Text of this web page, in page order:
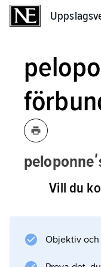
politisk
inledd
Spartas ökande
Vill du
Objektiv